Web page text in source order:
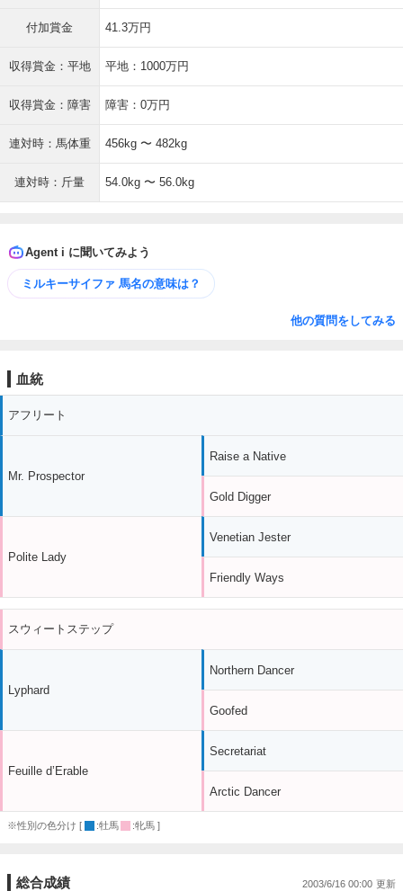
付加賞金 41.3万円
収得賞金：平地 平地：1000万円
収得賞金：障害 障害：0万円
連対時：馬体重 456kg 〜 482kg
連対時：斤量 54.0kg 〜 56.0kg
Agent i に聞いてみよう
ミルキーサイファ 馬名の意味は？
他の質問をしてみる
血統
アフリート
Mr. Prospector
Polite Lady
Raise a Native
Gold Digger
Venetian Jester
Friendly Ways
スウィートステップ
Lyphard
Feuille d’Erable
Northern Dancer
Goofed
Secretariat
Arctic Dancer
※性別の色分け [ :牡馬 :牝馬 ]
総合成績 2003/6/16 00:00